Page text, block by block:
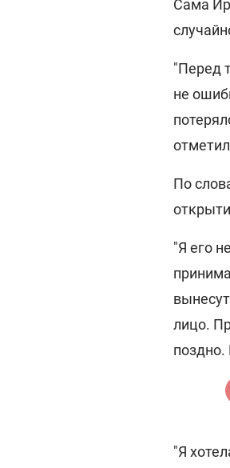
Сама
"Перед
не
По
"Я его
лицо.
поздно.
"Я